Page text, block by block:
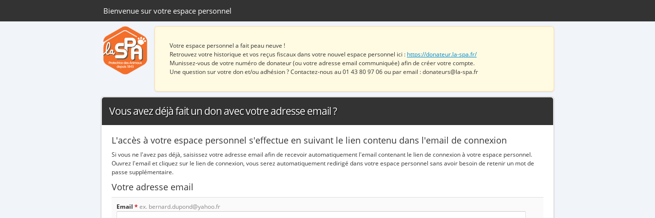
Bienvenue sur votre espace personnel
Votre espace personnel a fait peau neuve !
Retrouvez votre historique et vos reçus fiscaux dans votre nouvel espace personnel ici : https://donateur.la-spa.fr/
Munissez-vous de votre numéro de donateur (ou votre adresse email communiquée) afin de créer votre compte.
Une question sur votre don et/ou adhésion ? Contactez-nous au 01 43 80 97 06 ou par email : donateurs@la-spa.fr
Vous avez déjà fait un don avec votre adresse email ?
L'accès à votre espace personnel s'effectue en suivant le lien contenu dans l'email de connexion
Si vous ne l'avez pas déjà, saisissez votre adresse email afin de recevoir automatiquement l'email contenant le lien de connexion à votre espace personnel.
Ouvrez l'email et cliquez sur le lien de connexion, vous serez automatiquement redirigé dans votre espace personnel sans avoir besoin de retenir un mot de
passe supplémentaire.
Votre adresse email
Email * ex. bernard.dupond@yahoo.fr